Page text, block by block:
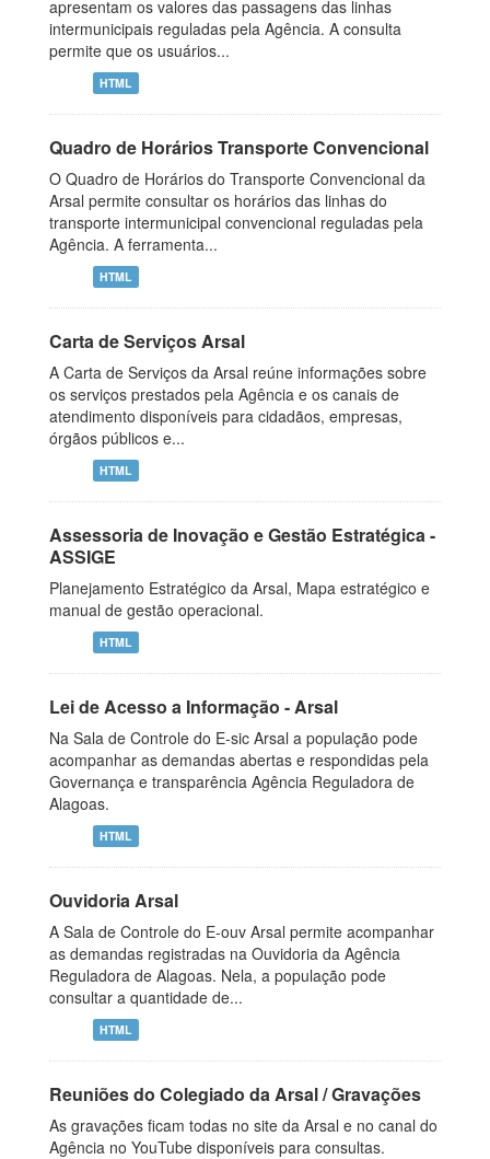
apresentam os valores das passagens das linhas
intermunicipais reguladas pela Agência. A consulta
permite que os usuários...
HTML
Quadro de Horários Transporte Convencional
O Quadro de Horários do Transporte Convencional da
Arsal permite consultar os horários das linhas do
transporte intermunicipal convencional reguladas pela
Agência. A ferramenta...
HTML
Carta de Serviços Arsal
A Carta de Serviços da Arsal reúne informações sobre
os serviços prestados pela Agência e os canais de
atendimento disponíveis para cidadãos, empresas,
órgãos públicos e...
HTML
Assessoria de Inovação e Gestão Estratégica -
ASSIGE
Planejamento Estratégico da Arsal, Mapa estratégico e
manual de gestão operacional.
HTML
Lei de Acesso a Informação - Arsal
Na Sala de Controle do E-sic Arsal a população pode
acompanhar as demandas abertas e respondidas pela
Governança e transparência Agência Reguladora de
Alagoas.
HTML
Ouvidoria Arsal
A Sala de Controle do E-ouv Arsal permite acompanhar
as demandas registradas na Ouvidoria da Agência
Reguladora de Alagoas. Nela, a população pode
consultar a quantidade de...
HTML
Reuniões do Colegiado da Arsal / Gravações
As gravações ficam todas no site da Arsal e no canal do
Agência no YouTube disponíveis para consultas.